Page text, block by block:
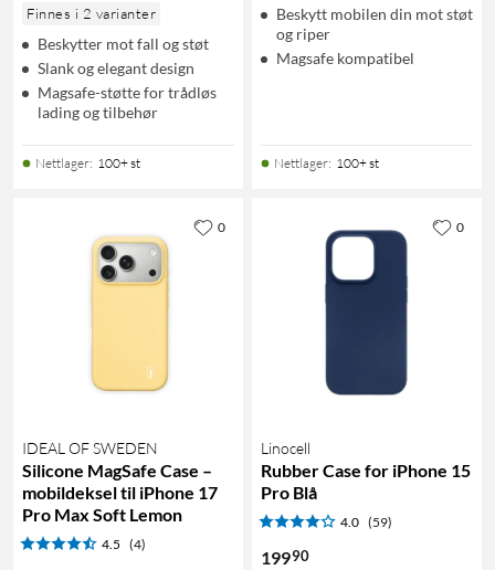
Finnes i 2 varianter
Beskytter mot fall og støt
Slank og elegant design
Magsafe-støtte for trådløs
lading og tilbehør
Nettlager: 100+ st
Beskytt mobilen din mot støt
og riper
Magsafe kompatibel
Nettlager: 100+ st
IDEAL OF SWEDEN
Silicone MagSafe Case –
mobildeksel til iPhone 17
Pro Max Soft Lemon
4.5 (4)
0
Linocell
Rubber Case for iPhone 15
Pro Blå
4.0 (59)
19990
0